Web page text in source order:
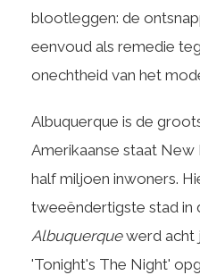
blootleggen: de
eenvoud als remedie
onechtheid van het
Albuquerque is de
Amerikaanse staat
half miljoen inwoners.
tweeëndertigste stad in
Albuquerquewerd acht
'Tonight's The Night'